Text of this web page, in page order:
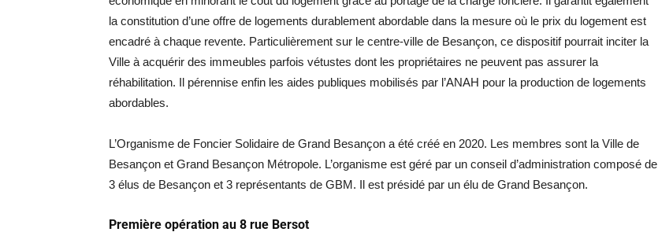
la constitution d’une offre de logements durablement abordable dans la mesure où le prix du logement est
encadré à chaque revente. Particulièrement sur le centre-ville de Besançon, ce dispositif pourrait inciter la
Ville à acquérir des immeubles parfois vétustes dont les propriétaires ne peuvent pas assurer la
réhabilitation. Il pérennise enfin les aides publiques mobilisés par l’ANAH pour la production de logements
abordables.
L’Organisme de Foncier Solidaire de Grand Besançon a été créé en 2020. Les membres sont la Ville de
Besançon et Grand Besançon Métropole. L’organisme est géré par un conseil d’administration composé de
3 élus de Besançon et 3 représentants de GBM. Il est présidé par un élu de Grand Besançon.
Première opération au 8 rue Bersot